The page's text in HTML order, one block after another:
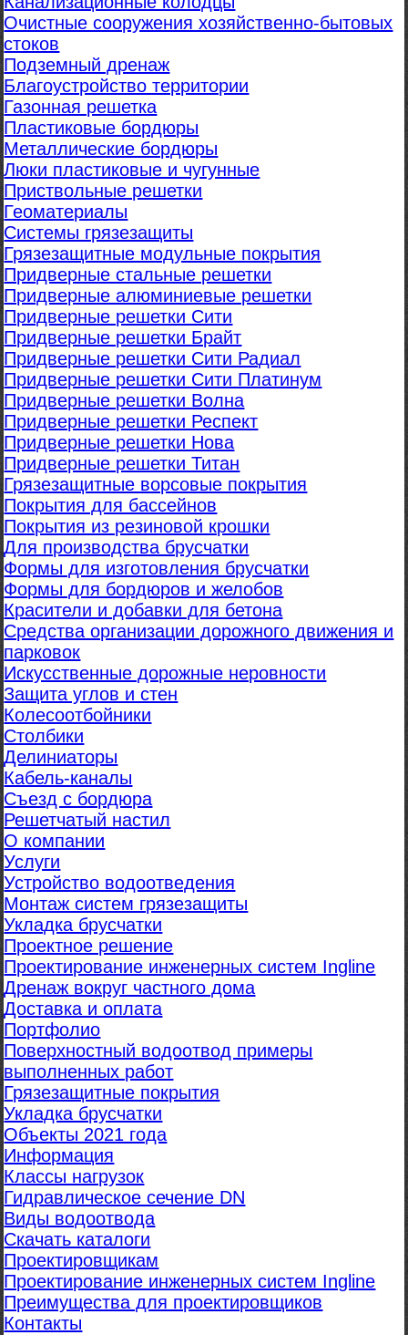
Очистные сооружения хозяйственно-бытовых
стоков
Подземный дренаж
Благоустройство территории
Газонная решетка
Пластиковые бордюры
Металлические бордюры
Люки пластиковые и чугунные
Приствольные решетки
Геоматериалы
Системы грязезащиты
Грязезащитные модульные покрытия
Придверные стальные решетки
Придверные алюминиевые решетки
Придверные решетки Сити
Придверные решетки Брайт
Придверные решетки Сити Радиал
Придверные решетки Сити Платинум
Придверные решетки Волна
Придверные решетки Респект
Придверные решетки Нова
Придверные решетки Титан
Грязезащитные ворсовые покрытия
Покрытия для бассейнов
Покрытия из резиновой крошки
Для производства брусчатки
Формы для изготовления брусчатки
Формы для бордюров и желобов
Красители и добавки для бетона
Средства организации дорожного движения и
парковок
Искусственные дорожные неровности
Защита углов и стен
Колесоотбойники
Столбики
Делиниаторы
Кабель-каналы
Съезд с бордюра
Решетчатый настил
О компании
Услуги
Устройство водоотведения
Монтаж систем грязезащиты
Укладка брусчатки
Проектное решение
Проектирование инженерных систем Ingline
Дренаж вокруг частного дома
Доставка и оплата
Портфолио
Поверхностный водоотвод примеры
выполненных работ
Грязезащитные покрытия
Укладка брусчатки
Объекты 2021 года
Информация
Классы нагрузок
Гидравлическое сечение DN
Виды водоотвода
Скачать каталоги
Проектировщикам
Проектирование инженерных систем Ingline
Преимущества для проектировщиков
Контакты